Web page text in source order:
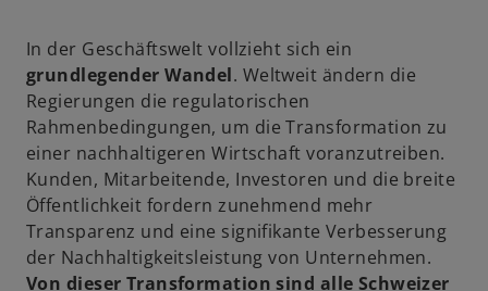
In der Geschäftswelt vollzieht sich ein
grundlegender Wandel. Weltweit ändern die
Regierungen die regulatorischen
Rahmenbedingungen, um die Transformation zu
einer nachhaltigeren Wirtschaft voranzutreiben.
Kunden, Mitarbeitende, Investoren und die breite
Öffentlichkeit fordern zunehmend mehr
Transparenz und eine signifikante Verbesserung
der Nachhaltigkeitsleistung von Unternehmen.
Von dieser Transformation sind alle Schweizer